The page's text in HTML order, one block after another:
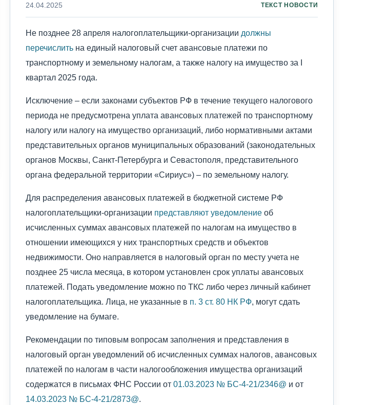
24.04.2025 ТЕКСТ НОВОСТИ
Не позднее 28 апреля налогоплательщики-организации должны
перечислитьна единый налоговый счет авансовые платежи по
транспортному и земельному налогам, а также налогу на имущество за I
квартал 2025 года.
Исключение – если законами субъектов РФ в течение текущего налогового
периода не предусмотрена уплата авансовых платежей по транспортному
налогу или налогу на имущество организаций, либо нормативными актами
представительных органов муниципальных образований (законодательных
органов Москвы, Санкт-Петербурга и Севастополя, представительного
органа федеральной территории «Сириус») – по земельному налогу.
Для распределения авансовых платежей в бюджетной системе РФ
налогоплательщики-организации представляют уведомлениеоб
исчисленных суммах авансовых платежей по налогам на имущество в
отношении имеющихся у них транспортных средств и объектов
недвижимости. Оно направляется в налоговый орган по месту учета не
позднее 25 числа месяца, в котором установлен срок уплаты авансовых
платежей. Подать уведомление можно по ТКС либо через личный кабинет
налогоплательщика. Лица, не указанные в п. 3 ст. 80 НК РФ, могут сдать
уведомление на бумаге.
Рекомендации по типовым вопросам заполнения и представления в
налоговый орган уведомлений об исчисленных суммах налогов, авансовых
платежей по налогам в части налогообложения имущества организаций
содержатся в письмах ФНС России от 01.03.2023 № БС-4-21/2346@ и от
14.03.2023 № БС-4-21/2873@